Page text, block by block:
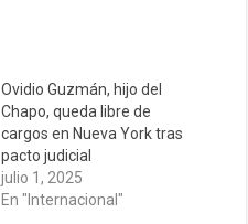
Ovidio Guzmán, hijo del
Chapo, queda libre de
cargos en Nueva York tras
pacto judicial
julio 1, 2025
En "Internacional"